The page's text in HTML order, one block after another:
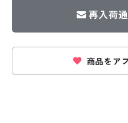
再入荷
商品をア